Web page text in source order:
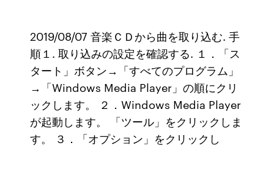
2019/08/07 音楽ＣＤから曲を取り込む. 手
順１. 取り込みの設定を確認する. １．「ス
タート」ボタン→「すべてのプログラム」
→「Windows Media Player」の順にクリ
ックします。 ２．Windows Media Player
が起動します。 「ツール」をクリックしま
す。 ３．「オプション」をクリックし